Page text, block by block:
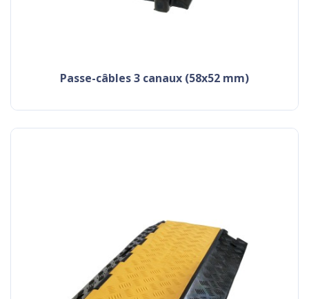
passe-câbles 3 canaux (58x52 mm)